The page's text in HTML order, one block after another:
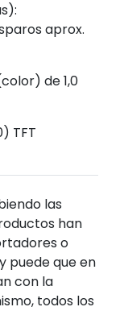
aprox.
de 1,0
TFT
las
han
o
puede que en
con la
todos los